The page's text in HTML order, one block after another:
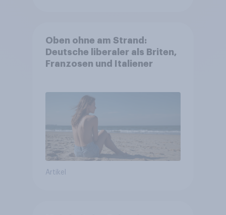
Oben ohne am Strand:
Deutsche liberaler als Briten,
Franzosen und Italiener
Artikel